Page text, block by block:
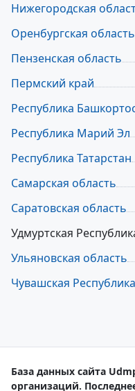
Нижегородская
Оренбургская область
Пензенская область
Пермский край
Республика
Республика Марий Эл
Республика Татарстан
Самарская область
Саратовская область
Удмуртская
Ульяновская область
Чувашская Республика
База данных сайта
организаций.